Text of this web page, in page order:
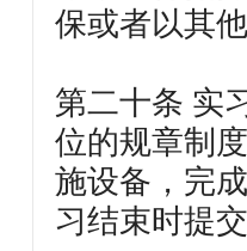
保或者以其
第二十条 实
位的规章制
施设备，完
习结束时提